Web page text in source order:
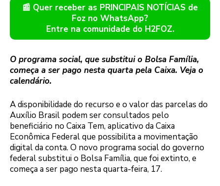
📰 Quer receber as PRINCIPAIS NOTÍCIAS de
Foz no WhatsApp?
Entre na comunidade do H2FOZ.
O programa social, que substitui o Bolsa Família,
começa a ser pago nesta quarta pela Caixa. Veja o
calendário.
A disponibilidade do recurso e o valor das parcelas do
Auxílio Brasil podem ser consultados pelo
beneficiário no Caixa Tem, aplicativo da Caixa
Econômica Federal que possibilita a movimentação
digital da conta. O novo programa social do governo
federal substitui o Bolsa Família, que foi extinto, e
começa a ser pago nesta quarta-feira, 17.